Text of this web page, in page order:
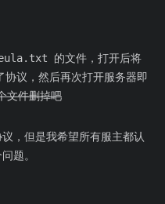
eula.txt 的文件，打开后将
议，然后再次打开服务器即
文件删掉吧
，但是我希望所有服主都认
题。